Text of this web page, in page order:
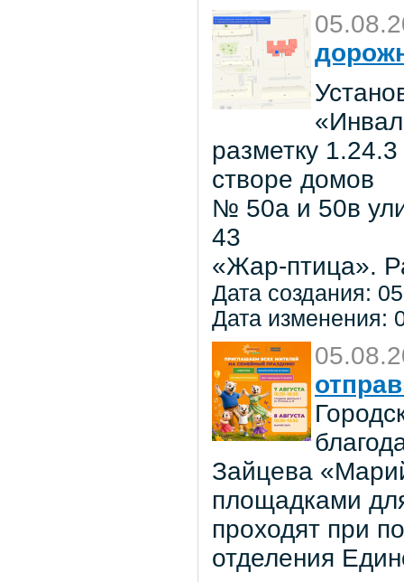
разметку
створе домов
№ 50а и 50в
43
«Жар-птица».
Дата создания:
Дата изменения:
Зайцева
площадками
проходят при
отделения